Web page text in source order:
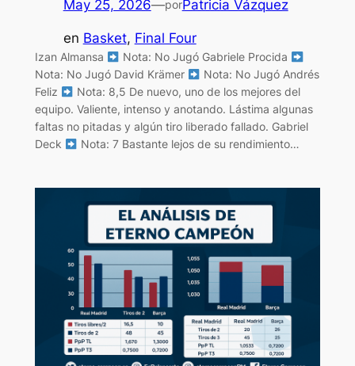
May 25, 2026—porPatricia Vázquez
en Basket, Final Four
Izan Almansa
Nota: No Jugó Gabriele Procida
Nota: No Jugó David Krämer
Nota: No Jugó Andrés
Feliz
Nota: 8,5 De nuevo, uno de los mejores del
equipo. Valiente, intenso y anotando. Lástima algunas
faltas no pitadas y algún tiro liberado fallado. Gabriel
Deck
Nota: 7 Bastante lejos de su rendimiento…